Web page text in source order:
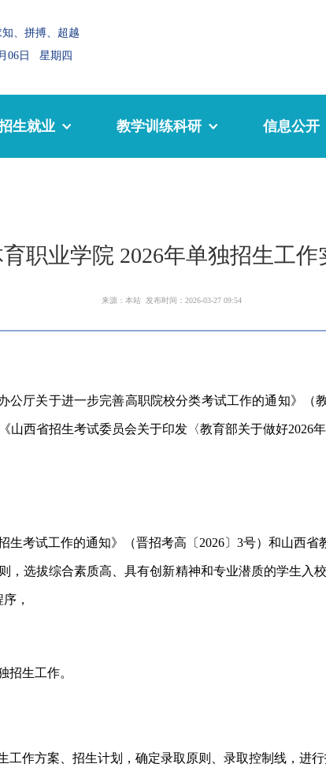
、拼搏、超越
06日 星期四
生就业 教学训练科研 信息公开
职业学院 2026年单独招生工作
来源：本站 发布时间：2026-03-27 09:54
公厅关于进一步完善高职院校分类考试工作的通知》
西省招生考试委员会关于印发〈教育部关于做好2026
生考试工作的通知》（晋招考高〔2026〕3号）和山西
，选拔综合素质高、具有创新精神和专业潜质的学生入
，
招生工作。
作方案、招生计划，确定录取原则、录取控制线，进行